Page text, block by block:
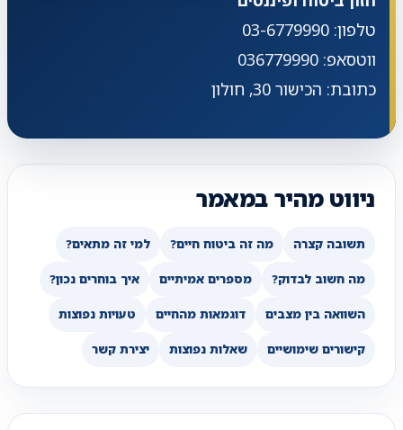
טלפון: 03-6779990
ווטסאפ: 036779990
כתובת: הכישור 30, חולון
ניווט מהיר במאמר
תשובה קצרה מה זה ביטוח חיים? למי זה מתאים?
מה חשוב לבדוק? מספרים אמיתיים איך בוחרים נכון?
השוואה בין מצבים דוגמאות מהחיים טעויות נפוצות
קישורים שימושיים שאלות נפוצות יצירת קשר